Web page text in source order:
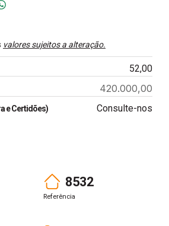
valores sujeitos a alteração.
52,00
420.000,00
e Certidões) Consulte-nos
8532
Referência